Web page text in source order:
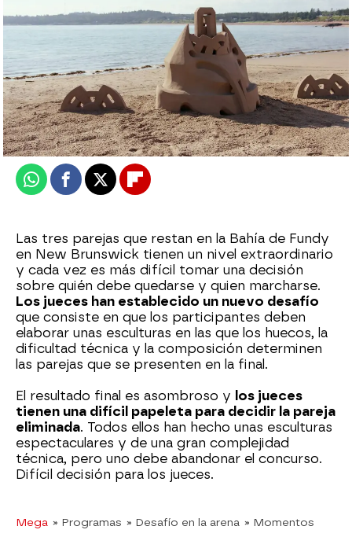
mega
Publicado:21 de agosto de 2025, 20:00
WhatsappFacebook
X Flipboard
Las tres parejas que restan en la Bahía de Fundy
en New Brunswick tienen un nivel extraordinario
y cada vez es más difícil tomar una decisión
sobre quién debe quedarse y quien marcharse.
Los jueces han establecido un nuevo desafío
que consiste en que los participantes deben
elaborar unas esculturas en las que los huecos, la
dificultad técnica y la composición determinen
las parejas que se presenten en la final.
El resultado final es asombroso y los jueces
tienen una difícil papeleta para decidir la pareja
eliminada. Todos ellos han hecho unas esculturas
espectaculares y de una gran complejidad
técnica, pero uno debe abandonar el concurso.
Difícil decisión para los jueces.
Mega » Programas » Desafío en la arena » Momentos